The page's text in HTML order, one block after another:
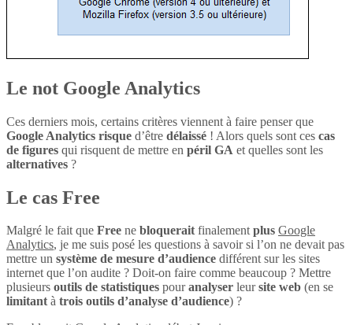
Le not Google Analytics
Ces derniers mois, certains critères viennent à faire penser que
Google Analytics risque d’être délaissé ! Alors quels sont ces cas
de figures qui risquent de mettre en péril GA et quelles sont les
alternatives ?
Le cas Free
Malgré le fait que Free ne bloqueraitfinalementplus Google
Analytics, je me suis posé les questions à savoir si l’on ne devait pas
mettre un système de mesure d’audience différent sur les sites
internet que l’on audite ? Doit-on faire comme beaucoup ? Mettre
plusieurs outils de statistiques pouranalyser leursite web (en se
limitantà trois outils d’analyse d’audience) ?